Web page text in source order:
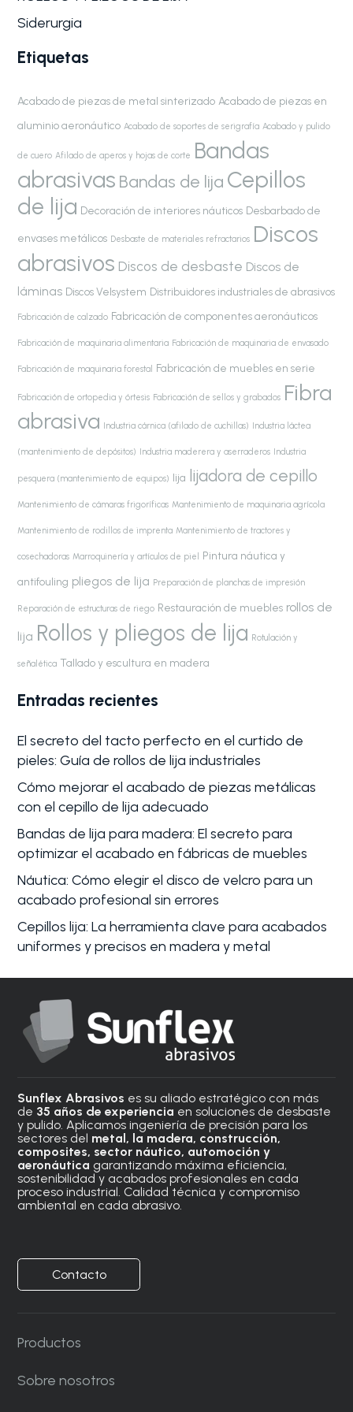
Siderurgia
Etiquetas
Acabado de piezas de metal sinterizado Acabado de piezas en
aluminio aeronáutico Acabado de soportes de serigrafía Acabado y pulido
de cuero Afilado de aperos y hojas de corte Bandas
abrasivas Bandas de lija Cepillos
de lija Decoración de interiores náuticos Desbarbado de
envases metálicos Desbaste de materiales refractarios Discos
abrasivos Discos de desbaste Discos de
láminas Discos Velsystem Distribuidores industriales de abrasivos
Fabricación de calzado Fabricación de componentes aeronáuticos
Fabricación de maquinaria alimentaria Fabricación de maquinaria de envasado
Fabricación de maquinaria forestal Fabricación de muebles en serie
Fabricación de ortopedia y órtesis Fabricación de sellos y grabados Fibra
abrasiva Industria cárnica (afilado de cuchillas) Industria láctea
(mantenimiento de depósitos) Industria maderera y aserraderos Industria
pesquera (mantenimiento de equipos) lija lijadora de cepillo
Mantenimiento de cámaras frigoríficas Mantenimiento de maquinaria agrícola
Mantenimiento de rodillos de imprenta Mantenimiento de tractores y
cosechadoras Marroquinería y artículos de piel Pintura náutica y
antifouling pliegos de lija Preparación de planchas de impresión
Reparación de estructuras de riego Restauración de muebles rollos de
lija Rollos y pliegos de lija Rotulación y
señalética Tallado y escultura en madera
Entradas recientes
El secreto del tacto perfecto en el curtido de
pieles: Guía de rollos de lija industriales
Cómo mejorar el acabado de piezas metálicas
con el cepillo de lija adecuado
Bandas de lija para madera: El secreto para
optimizar el acabado en fábricas de muebles
Náutica: Cómo elegir el disco de velcro para un
acabado profesional sin errores
Cepillos lija: La herramienta clave para acabados
uniformes y precisos en madera y metal
Sunflex Abrasivos es su aliado estratégico con más
de 35 años de experiencia en soluciones de desbaste
y pulido. Aplicamos ingeniería de precisión para los
sectores del metal, la madera, construcción,
composites, sector náutico, automoción y
aeronáutica garantizando máxima eficiencia,
sostenibilidad y acabados profesionales en cada
proceso industrial. Calidad técnica y compromiso
ambiental en cada abrasivo.
Contacto
Productos
Sobre nosotros